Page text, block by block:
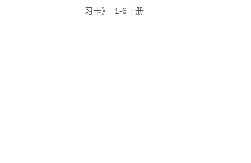
习卡》_1-6上册